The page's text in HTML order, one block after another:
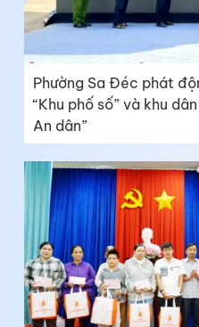
Phường Sa Đéc phát
“Khu phố số” và khu
An dân”